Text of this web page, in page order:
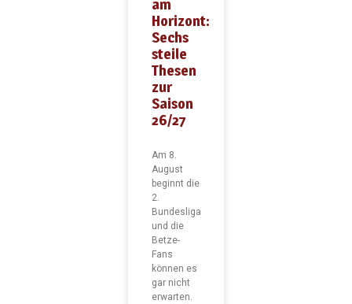
am
Horizont:
Sechs
steile
Thesen
zur
Saison
26/27
Am 8.
August
beginnt die
2.
Bundesliga
und die
Betze-
Fans
können es
gar nicht
erwarten.